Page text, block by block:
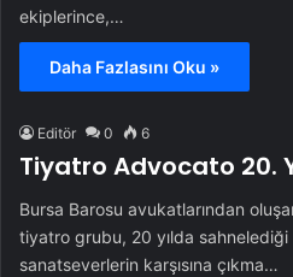
ekiplerince,…
Daha Fazlasını Oku »
Editör 0 6
Tiyatro Advocato 20.
Bursa Barosu avukatlarından
tiyatro grubu, 20 yılda
sanatseverlerin karşısına çıkma…